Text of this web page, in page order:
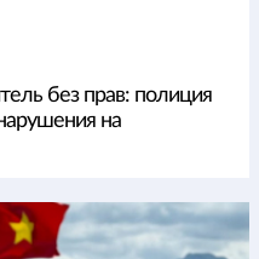
без прав: полиция
на